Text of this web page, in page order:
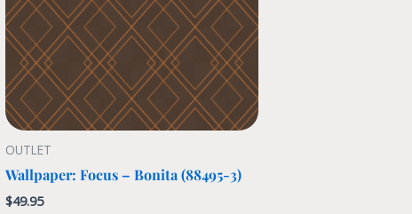
OUTLET
Wallpaper: Focus – Bonita (88495-3)
$49.95